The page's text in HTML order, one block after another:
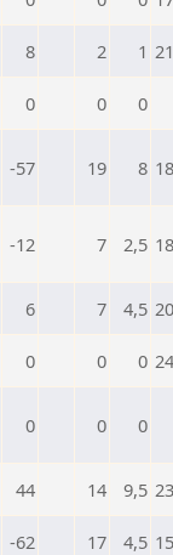
8 2 1
0 0 0
-57 19 8
-12 7 2,5
6 7 4,5
0 0 0
0 0 0
44 14 9,5
-62 17 4,5